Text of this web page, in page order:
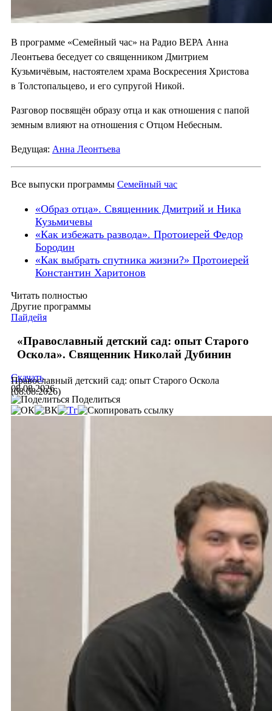
В программе «Семейный час» на Радио ВЕРА Анна
Леонтьева беседует со священником Дмитрием
Кузьмичёвым, настоятелем храма Воскресения Христова
в Толстопальцево, и его супругой Никой.
Разговор посвящён образу отца и как отношения с папой
земным влияют на отношения с Отцом Небесным.
Ведущая: Анна Леонтьева
Все выпуски программы Семейный час
«Образ отца». Священник Дмитрий и Ника
Кузьмичевы
«Как избежать развода». Протоиерей Федор
Бородин
«Как выбрать спутника жизни?» Протоиерей
Константин Харитонов
Читать полностью
Другие программы
Пайдейя
«Православный детский сад: опыт Старого
Оскола». Священник Николай Дубинин
Православный детский сад: опыт Старого Оскола
(08.08.2026)
Скачать
08.08.2026
Поделиться